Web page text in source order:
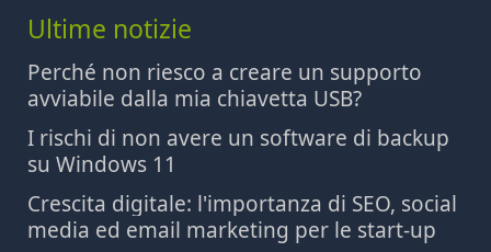
Ultime notizie
Perché non riesco a creare un supporto
avviabile dalla mia chiavetta USB?
I rischi di non avere un software di backup
su Windows 11
Crescita digitale: l'importanza di SEO, social
media ed email marketing per le start-up